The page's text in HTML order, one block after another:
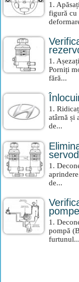
1.
figură cu
1.
Porniți
fără...
1.
atârnă și
de...
1.
de...
1.
pompă
furtunul...